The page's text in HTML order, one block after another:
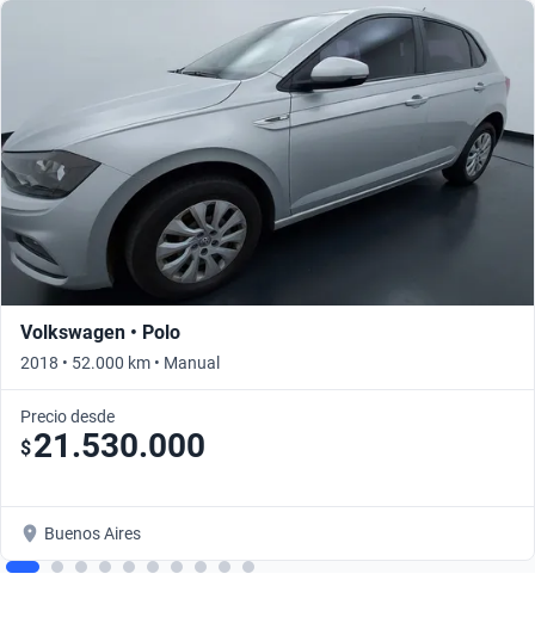
Volkswagen • Polo
2018 • 52.000 km • Manual
Precio desde
$21.530.000
Buenos Aires